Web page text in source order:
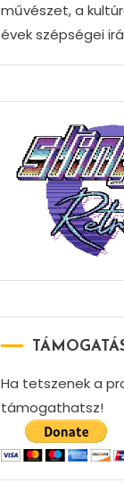
művészet, a
évek szépségei
Ha tetszenek a
támogathatsz!